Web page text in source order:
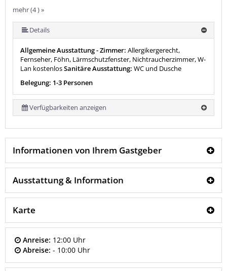
mehr (4 ) »
Details
Allgemeine Ausstattung - Zimmer: Allergikergerecht,
Fernseher, Föhn, Lärmschutzfenster, Nichtraucherzimmer, W-
Lan kostenlosSanitäre Ausstattung: WC und Dusche
Belegung: 1-3 Personen
Verfügbarkeiten anzeigen
Informationen von Ihrem Gastgeber
Ausstattung & Information
Karte
Anreise: 12:00 Uhr
Abreise: - 10:00 Uhr